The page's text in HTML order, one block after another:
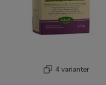
4 varianter